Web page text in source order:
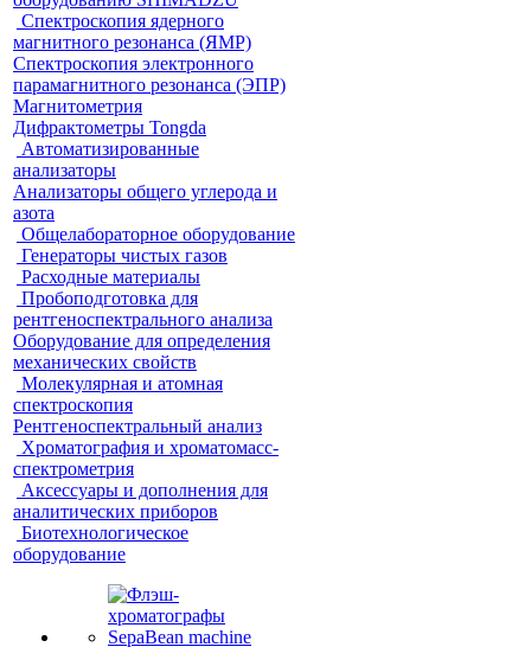
Спектроскопия ядерного
магнитного резонанса (ЯМР)
Спектроскопия электронного
парамагнитного резонанса (ЭПР)
Магнитометрия
Дифрактометры Tongda
Автоматизированные
анализаторы
Анализаторы общего углерода и
азота
Общелабораторное оборудование
Генераторы чистых газов
Расходные материалы
Пробоподготовка для
рентгеноспектрального анализа
Оборудование для определения
механических свойств
Молекулярная и атомная
спектроскопия
Рентгеноспектральный анализ
Хроматография и хроматомасс-
спектрометрия
Аксессуары и дополнения для
аналитических приборов
Биотехнологическое
оборудование